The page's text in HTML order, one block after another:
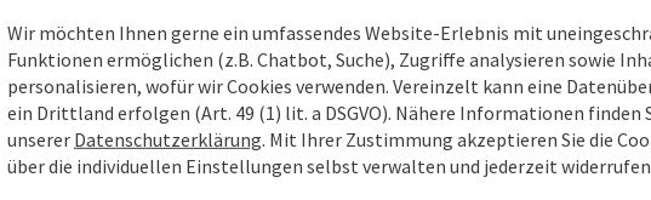
Wir möchten Ihnen gerne ein umfassendes Website-Erlebnis mit
Funktionen ermöglichen (z.B. Chatbot, Suche), Zugriffe analysieren sowie
personalisieren, wofür wir Cookies verwenden. Vereinzelt kann eine
ein Drittland erfolgen (Art. 49 (1) lit. a DSGVO). Nähere Informationen finden
unserer Datenschutzerklärung. Mit Ihrer Zustimmung akzeptieren Sie die
über die individuellen Einstellungen selbst verwalten und jederzeit